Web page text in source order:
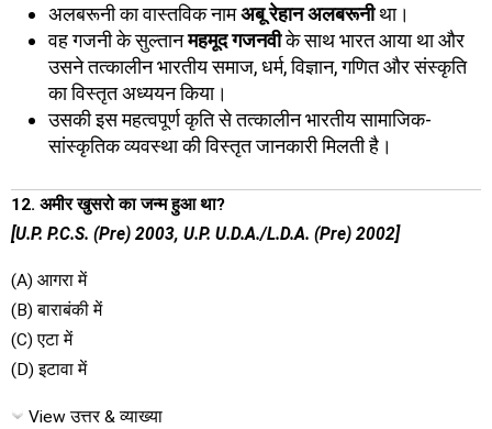
अलबरूनी का वास्तविक नामअबू रेहान अलबरूनीथा।
वह गजनी के सुल्तानमहमूद गजनवीके साथ भारत आया था और
उसने तत्कालीन भारतीय समाज, धर्म, विज्ञान, गणित और संस्कृति
का विस्तृत अध्ययन किया।
उसकी इस महत्वपूर्ण कृति से तत्कालीन भारतीय सामाजिक-
सांस्कृतिक व्यवस्था की विस्तृत जानकारी मिलती है।
12. अमीर खुसरो का जन्म हुआ था?
[U.P. P.C.S. (Pre) 2003, U.P. U.D.A./L.D.A. (Pre) 2002]
(A) आगरा में
(B) बाराबंकी में
(C) एटा में
(D) इटावा में
View उत्तर & व्याख्या